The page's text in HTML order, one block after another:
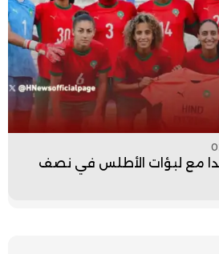
مع لبؤات الأطلس في نصف